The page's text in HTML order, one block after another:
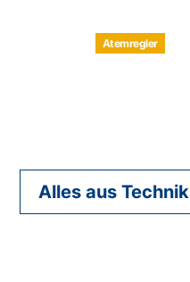
Atemregler
Alles aus Technik